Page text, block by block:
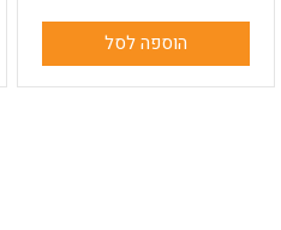
הוספה לסל